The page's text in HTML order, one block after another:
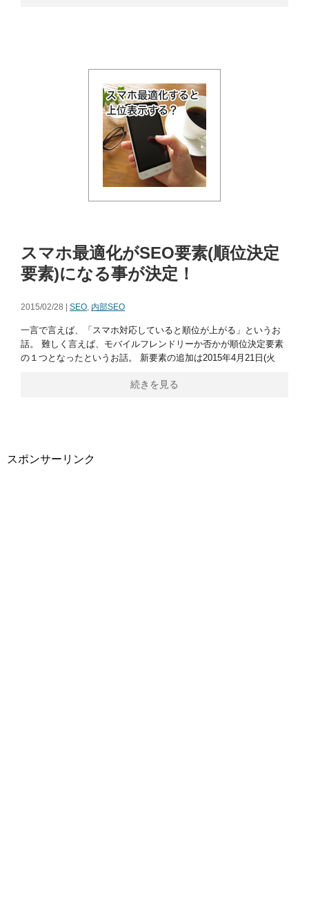
スマホ最適化がSEO要素(順位決定
要素)になる事が決定！
2015/02/28 | SEO, 内部SEO
一言で言えば、「スマホ対応していると順位が上がる」というお
話。 難しく言えば、モバイルフレンドリーか否かが順位決定要素
の１つとなったというお話。 新要素の追加は2015年4月21日(火
続きを見る
スポンサーリンク